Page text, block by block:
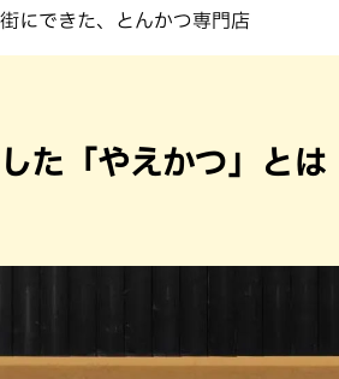
にできた、とんかつ専門店
た「やえかつ」とは